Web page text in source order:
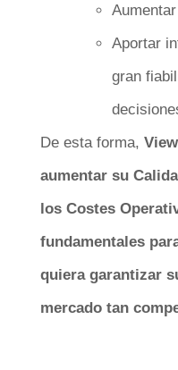
Aportar
gran
De esta forma,
aumentar su
los Costes
fundamentales
quiera garantizar
mercado tan